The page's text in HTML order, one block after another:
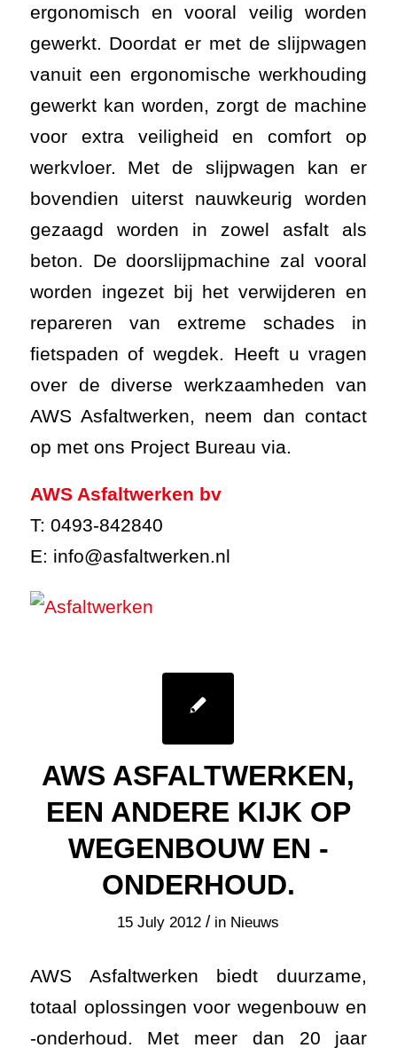
ergonomisch en vooral veilig worden
gewerkt. Doordat er met de slijpwagen
vanuit een ergonomische werkhouding
gewerkt kan worden, zorgt de machine
voor extra veiligheid en comfort op
werkvloer. Met de slijpwagen kan er
bovendien uiterst nauwkeurig worden
gezaagd worden in zowel asfalt als
beton. De doorslijpmachine zal vooral
worden ingezet bij het verwijderen en
repareren van extreme schades in
fietspaden of wegdek. Heeft u vragen
over de diverse werkzaamheden van
AWS Asfaltwerken, neem dan contact
op met ons Project Bureau via.
AWS Asfaltwerken bv
T: 0493-842840
E: info@asfaltwerken.nl
AWS ASFALTWERKEN,
EEN ANDERE KIJK OP
WEGENBOUW EN -
ONDERHOUD.
15 July 2012 / in Nieuws
AWS Asfaltwerken biedt duurzame,
totaal oplossingen voor wegenbouw en
-onderhoud. Met meer dan 20 jaar